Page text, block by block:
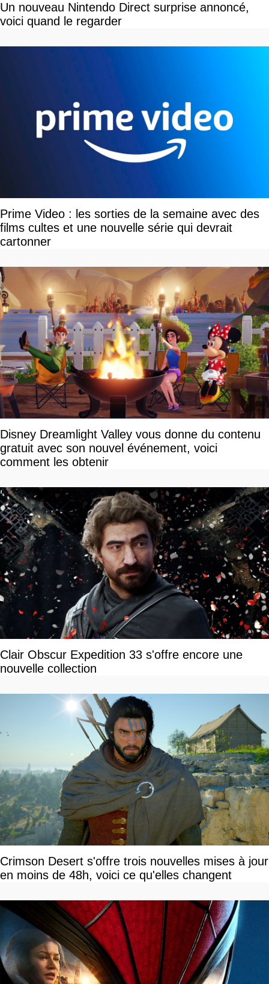
Un nouveau Nintendo Direct surprise annoncé,
voici quand le regarder
Prime Video : les sorties de la semaine avec des
films cultes et une nouvelle série qui devrait
cartonner
Disney Dreamlight Valley vous donne du contenu
gratuit avec son nouvel événement, voici
comment les obtenir
Clair Obscur Expedition 33 s'offre encore une
nouvelle collection
Crimson Desert s'offre trois nouvelles mises à jour
en moins de 48h, voici ce qu'elles changent